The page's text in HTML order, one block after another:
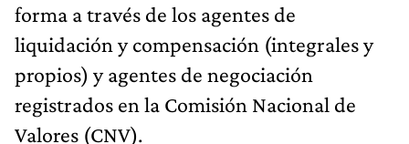
forma a través de los agentes de
liquidación y compensación (integrales y
propios) y agentes de negociación
registrados en la Comisión Nacional de
Valores (CNV).